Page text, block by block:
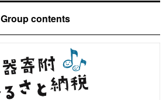
Group contents